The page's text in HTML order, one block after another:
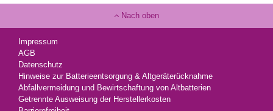
Nach oben
Impressum
AGB
Datenschutz
Hinweise zur Batterieentsorgung & Altgeräterücknahme
Abfallvermeidung und Bewirtschaftung von Altbatterien
Getrennte Ausweisung der Herstellerkosten